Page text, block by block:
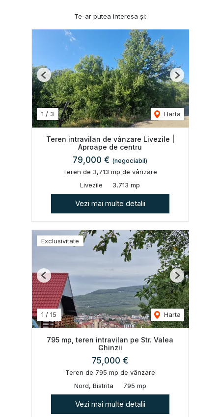
Te-ar putea interesa și:
1 / 3 Harta
Previous Next
Teren intravilan de vânzare Livezile |
Aproape de centru
79,000 € (negociabil)
Teren de 3,713 mp de vânzare
Livezile
3,713 mp
Vezi mai multe detalii
Exclusivitate
1 / 15 Harta
Previous Next
795 mp, teren intravilan pe Str. Valea
Ghinzii
75,000 €
Teren de 795 mp de vânzare
Nord, Bistrita
795 mp
Vezi mai multe detalii